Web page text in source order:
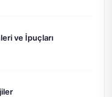
ve İpuçları